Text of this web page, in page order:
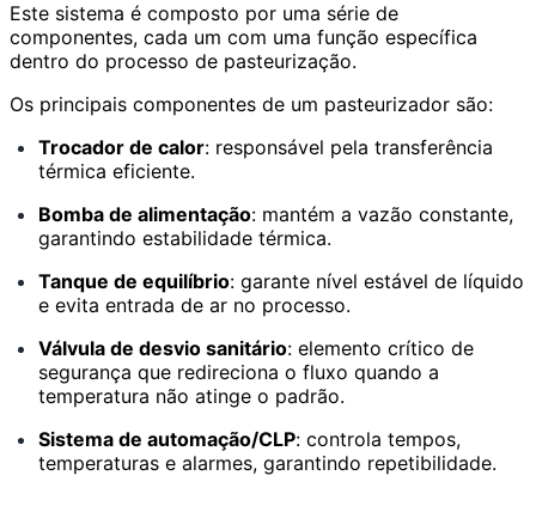
Este sistema é composto por uma série de
componentes, cada um com uma função específica
dentro do processo de pasteurização.
Os principais componentes de um pasteurizador são:
Trocador de calor: responsável pela transferência
térmica eficiente.
Bomba de alimentação: mantém a vazão constante,
garantindo estabilidade térmica.
Tanque de equilíbrio: garante nível estável de líquido
e evita entrada de ar no processo.
Válvula de desvio sanitário: elemento crítico de
segurança que redireciona o fluxo quando a
temperatura não atinge o padrão.
Sistema de automação/CLP: controla tempos,
temperaturas e alarmes, garantindo repetibilidade.